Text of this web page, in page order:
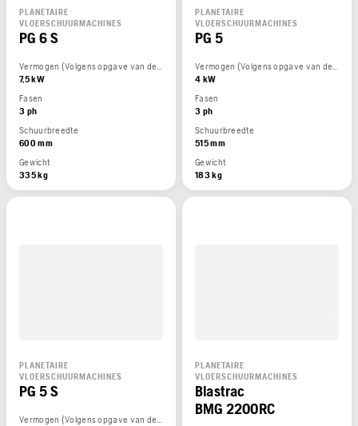
PLANETAIRE
VLOERSCHUURMACHINES
PG 6 S
Vermogen (Volgens opgave van de motorfabrikant)
7,5 kW
Fasen
3 ph
Schuurbreedte
600 mm
Gewicht
335 kg
PLANETAIRE
VLOERSCHUURMACHINES
PG 5
Vermogen (Volgens opgave van de motorfabrikant)
4 kW
Fasen
3 ph
Schuurbreedte
515 mm
Gewicht
183 kg
PLANETAIRE
VLOERSCHUURMACHINES
PG 5 S
Vermogen (Volgens opgave van de motorfabrikant)
PLANETAIRE
VLOERSCHUURMACHINES
Blastrac
BMG 2200RC